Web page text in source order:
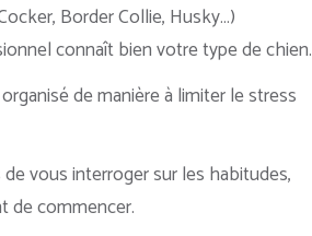
Border Collie, Husky…)
connaît bien votre type de chien.
de manière à limiter le stress
vous interroger sur les habitudes,
de commencer.